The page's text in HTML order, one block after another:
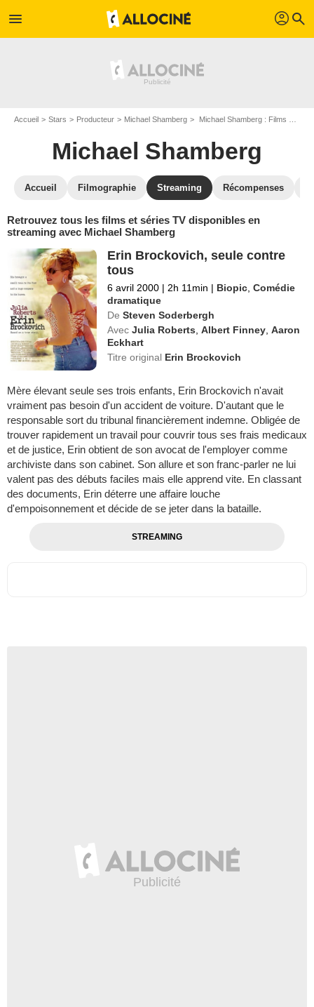
menu profil search
Accueil Stars Producteur Michael Shamberg Michael Shamberg : Films et séries online
Michael Shamberg
Accueil Filmographie Streaming Récompenses
Retrouvez tous les films et séries TV disponibles en
streaming avec Michael Shamberg
Erin Brockovich, seule contre
tous
6 avril 2000 | 2h 11min | Biopic ,Comédie
dramatique
De Steven Soderbergh
Avec Julia Roberts ,Albert Finney ,Aaron
Eckhart
Titre original Erin Brockovich
Mère élevant seule ses trois enfants, Erin Brockovich n'avait
vraiment pas besoin d'un accident de voiture. D'autant que le
responsable sort du tribunal financièrement indemne. Obligée de
trouver rapidement un travail pour couvrir tous ses frais medicaux
et de justice, Erin obtient de son avocat de l'employer comme
archiviste dans son cabinet. Son allure et son franc-parler ne lui
valent pas des débuts faciles mais elle apprend vite. En classant
des documents, Erin déterre une affaire louche
d'empoisonnement et décide de se jeter dans la bataille.
STREAMING